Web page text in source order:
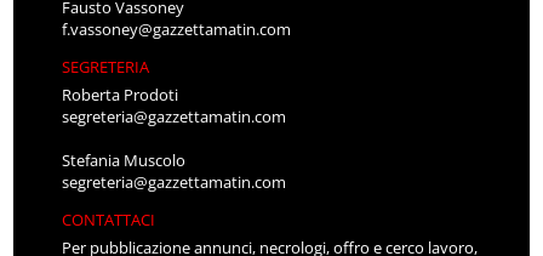
Fausto Vassoney
f.vassoney@gazzettamatin.com
SEGRETERIA
Roberta Prodoti
segreteria@gazzettamatin.com
Stefania Muscolo
segreteria@gazzettamatin.com
CONTATTACI
Per pubblicazione annunci, necrologi, offro e cerco lavoro,